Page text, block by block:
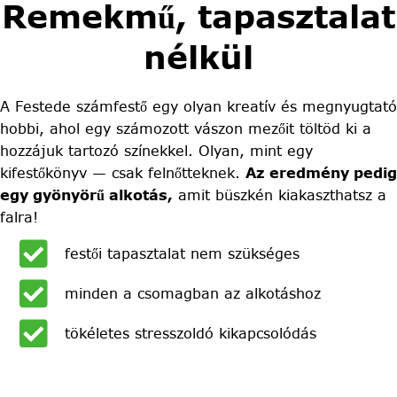
Remekmű, tapasztalat
nélkül
A Festede számfestő egy olyan kreatív és megnyugtató
hobbi, ahol egy számozott vászon mezőit töltöd ki a
hozzájuk tartozó színekkel. Olyan, mint egy
kifestőkönyv — csak felnőtteknek. Az eredmény pedig
egy gyönyörű alkotás, amit büszkén kiakaszthatsz a
falra!
festői tapasztalat nem szükséges
minden a csomagban az alkotáshoz
tökéletes stresszoldó kikapcsolódás